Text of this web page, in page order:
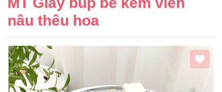
nâu thêu hoa